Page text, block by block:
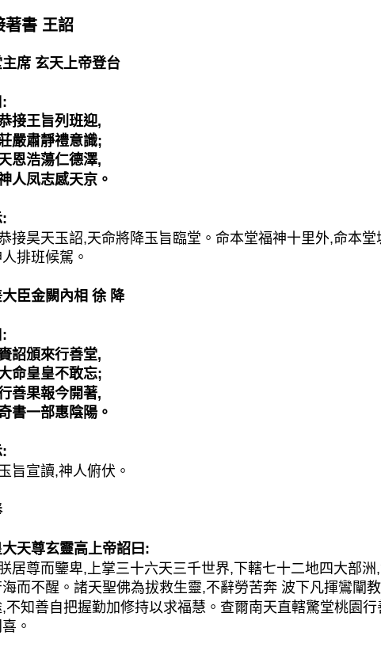
著書 王詔
席 玄天上帝登台
王旨列班迎,
肅靜禮意識;
浩蕩仁德澤,
凤志感天京。
昊天玉詔,天命將降玉旨臨堂。命本堂福神十里外,命本堂
排班候駕。
臣金闕內相 徐 降
頒來行善堂,
皇皇不敢忘;
果報今開著,
一部惠陰陽。
旨宣讀,神人俯伏。
天尊玄靈高上帝詔曰:
居尊而鑒卑,上掌三十六天三千世界,下轄七十二地四大部
而不醒。諸天聖佛為拔救生靈,不辭勞苦奔 波下凡揮鸞闡
,不知善自把握勤加修持以求福慧。查爾南天直轄驚堂桃園
。